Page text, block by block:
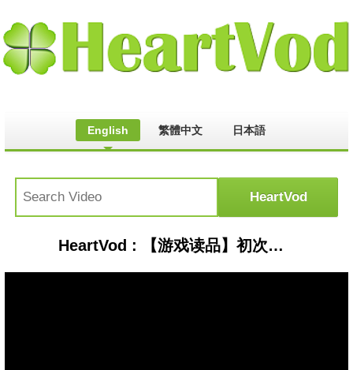
English 繁體中文 日本語
HeartVod : 【游戏读品】初次恐惧！36分钟完美讲述《零zero》初代全故事